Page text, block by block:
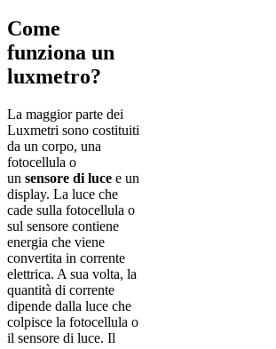
Come
funziona un
luxmetro?
La maggior parte dei
Luxmetri sono costituiti
da un corpo, una
fotocellula o
un sensore di luce e un
display. La luce che
cade sulla fotocellula o
sul sensore contiene
energia che viene
convertita in corrente
elettrica. A sua volta, la
quantità di corrente
dipende dalla luce che
colpisce la fotocellula o
il sensore di luce. Il